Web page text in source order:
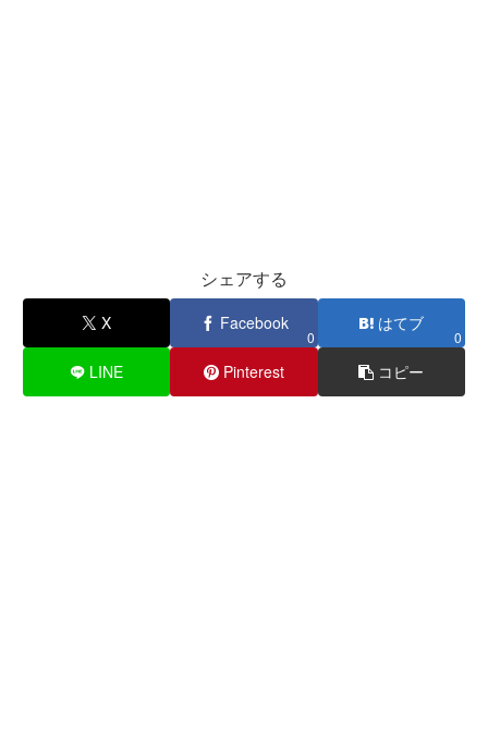
シェアする
X Facebook
0
はてブ
0
LINE Pinterest コピー